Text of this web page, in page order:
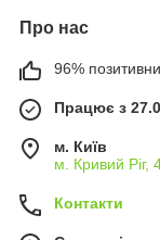
Про нас
96%
Працює з
м. Київ
м. Кривий Ріг,
Контакти